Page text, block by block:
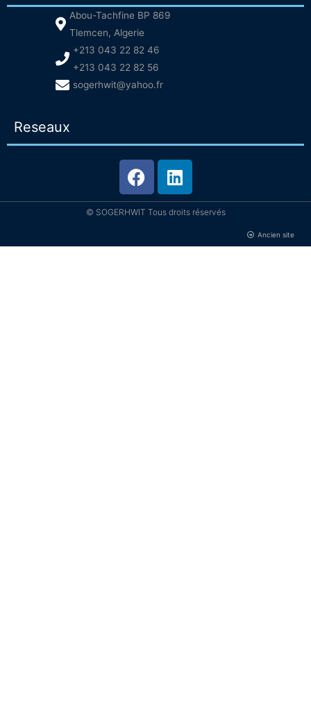
Abou-Tachfine BP 869
Tlemcen, Algerie
+213 043 22 82 46
+213 043 22 82 56
sogerhwit@yahoo.fr
Reseaux
© SOGERHWIT Tous droits réservés
Ancien site